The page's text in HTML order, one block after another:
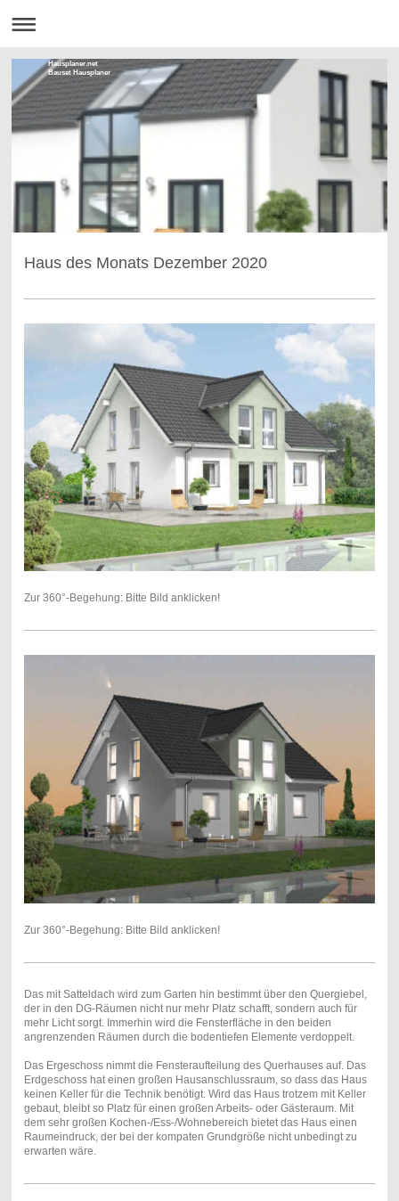
Hausplaner.net
Bauset Hausplaner
Haus des Monats Dezember 2020
Zur 360°-Begehung: Bitte Bild anklicken!
Zur 360°-Begehung: Bitte Bild anklicken!
Das mit Satteldach wird zum Garten hin bestimmt über den Quergiebel,
der in den DG-Räumen nicht nur mehr Platz schafft, sondern auch für
mehr Licht sorgt. Immerhin wird die Fensterfläche in den beiden
angrenzenden Räumen durch die bodentiefen Elemente verdoppelt.
Das Ergeschoss nimmt die Fensteraufteilung des Querhauses auf. Das
Erdgeschoss hat einen großen Hausanschlussraum, so dass das Haus
keinen Keller für die Technik benötigt. Wird das Haus trotzem mit Keller
gebaut, bleibt so Platz für einen großen Arbeits- oder Gästeraum. Mit
dem sehr großen Kochen-/Ess-/Wohnebereich bietet das Haus einen
Raumeindruck, der bei der kompaten Grundgröße nicht unbedingt zu
erwarten wäre.